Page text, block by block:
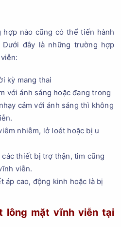
nào cũng có thể tiến hành
đây là những trường hợp
kỳ mang thai
với ánh sáng hoặc đang trong
cảm với ánh sáng thì không
nhiễm, lở loét hoặc bị u
thiết bị trợ thận, tim cũng
viễn.
áp cao, động kinh hoặc là bị
lông mặt vĩnh viễn tại